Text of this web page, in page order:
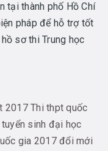
tại thành phố Hồ Chí
pháp để hỗ trợ tốt
sơ thi Trung học
2017 Thi thpt quốc
tuyển sinh đại học
gia 2017 đổi mới